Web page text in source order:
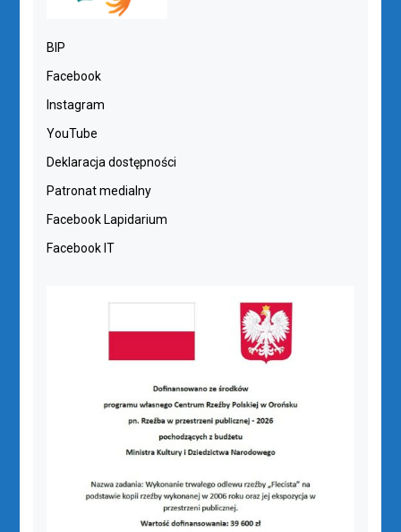
BIP
Facebook
Instagram
YouTube
Deklaracja dostępności
Patronat medialny
Facebook Lapidarium
Facebook IT